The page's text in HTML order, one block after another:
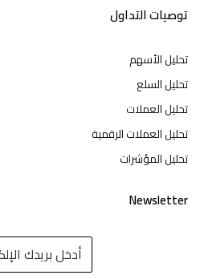
توصيات التداول
تحليل الأسهم
تحليل السلع
تحليل العملات
تحليل العملات الرقمية
تحليل المؤشرات
Newsletter